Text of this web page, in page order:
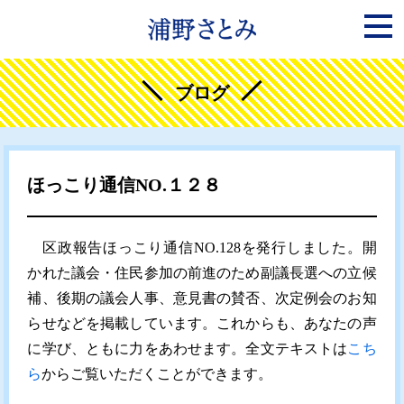
ブログ
ほっこり通信NO.１２８
区政報告ほっこり通信NO.128を発行しました。開
かれた議会・住民参加の前進のため副議長選への立候
補、後期の議会人事、意見書の賛否、次定例会のお知
らせなどを掲載しています。これからも、あなたの声
に学び、ともに力をあわせます。全文テキストはこち
らからご覧いただくことができます。